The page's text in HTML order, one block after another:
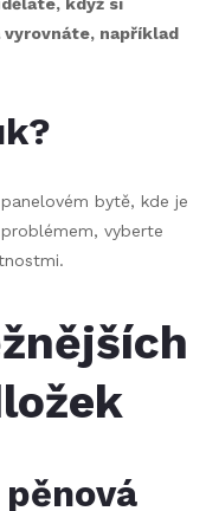
například
bytě, kde je
vyberte